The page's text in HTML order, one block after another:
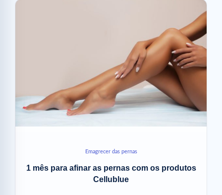
Emagrecer das pernas
1 mês para afinar as pernas com os produtos
Cellublue